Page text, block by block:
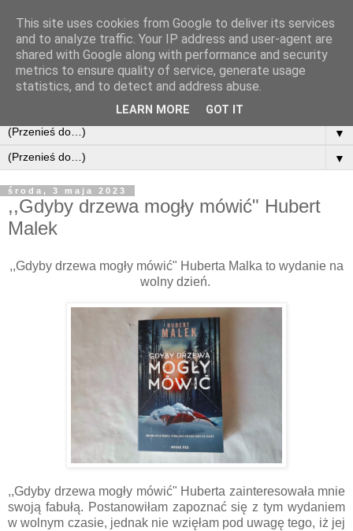
▼
▼
środa, 3 maja 2023
,,Gdyby drzewa mogły mówić" Hubert
Malek
,,Gdyby drzewa mogły mówić" Huberta Malka to wydanie na
wolny dzień.
,,Gdyby drzewa mogły mówić" Huberta zainteresowała mnie
swoją fabułą. Postanowiłam zapoznać się z tym wydaniem
w wolnym czasie, jednak nie wzięłam pod uwagę tego, iż jej
This site uses cookies from Google to deliver its services
and to analyze traffic. Your IP address and user-agent are
shared with Google along with performance and security
metrics to ensure quality of service, generate usage
statistics, and to detect and address abuse.
LEARN MORE GOT IT